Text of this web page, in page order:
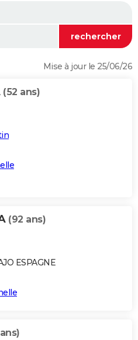
Mise à jour le 25/06/26
(52 ans)
(92 ans)
ESPAGNE